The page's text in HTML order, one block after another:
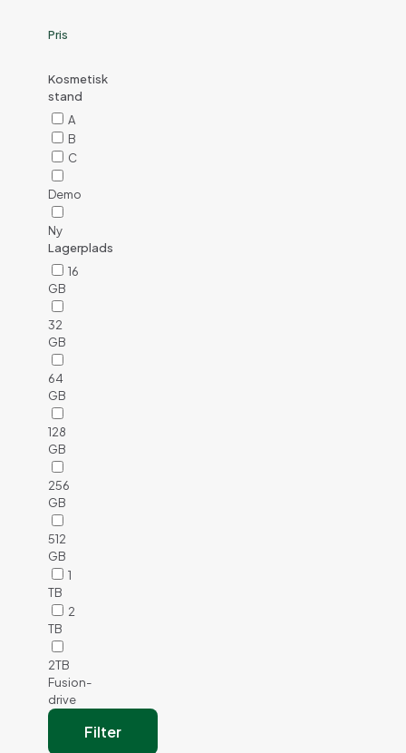
Pris
Kosmetisk
stand
A
B
C
Demo
Ny
Lagerplads
16
GB
32
GB
64
GB
128
GB
256
GB
512
GB
1
TB
2
TB
2TB
Fusion-
drive
Filter